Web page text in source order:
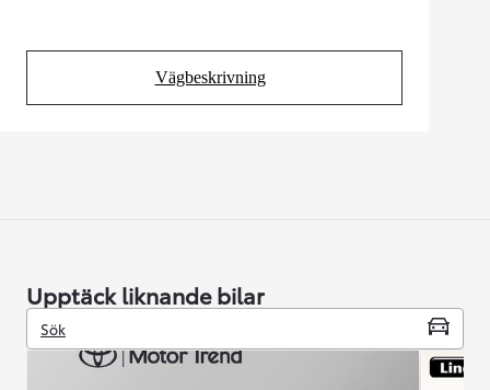
Vägbeskrivning
(Opens in new tab)
Upptäck liknande bilar
Sök